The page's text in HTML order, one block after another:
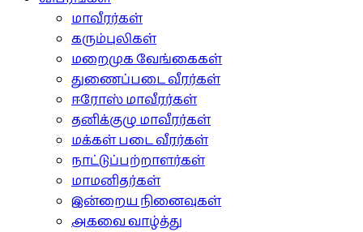
மாவீரர்கள்
கரும்புலிகள்
மறைமுக வேங்கைகள்
துணைப்படை வீரர்கள்
ஈரோஸ் மாவீரர்கள்
தனிக்குழு மாவீரர்கள்
மக்கள் படை வீரர்கள்
நாட்டுப்பற்றாளர்கள்
மாமனிதர்கள்
இன்றைய நினைவுகள்
அகவை வாழ்த்து